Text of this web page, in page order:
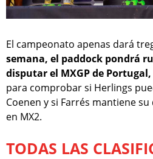
El campeonato apenas dará
semana, el paddock pondrá
disputar el MXGP de Portugal,
para comprobar si Herlings
Coenen y si Farrés mantiene
en MX2.
TODAS LAS